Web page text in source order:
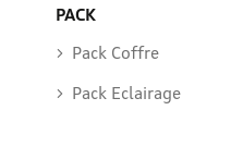
PACK
Pack Coffre
Pack Eclairage